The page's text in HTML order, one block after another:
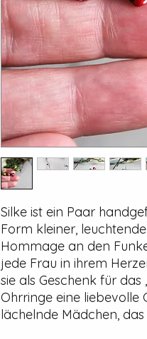
Silke ist ein Paar
Form kleiner,
Hommage an den
jede Frau in ihrem
sie als Geschenk für das
Ohrringe eine liebevolle
lächelnde Mädchen,